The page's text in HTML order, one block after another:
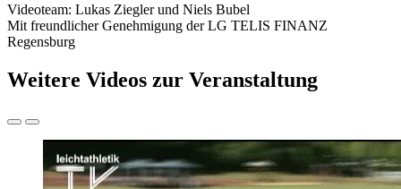
Videoteam: Lukas Ziegler und Niels Bubel
Mit freundlicher Genehmigung der LG TELIS FINANZ
Regensburg
Weitere Videos zur Veranstaltung